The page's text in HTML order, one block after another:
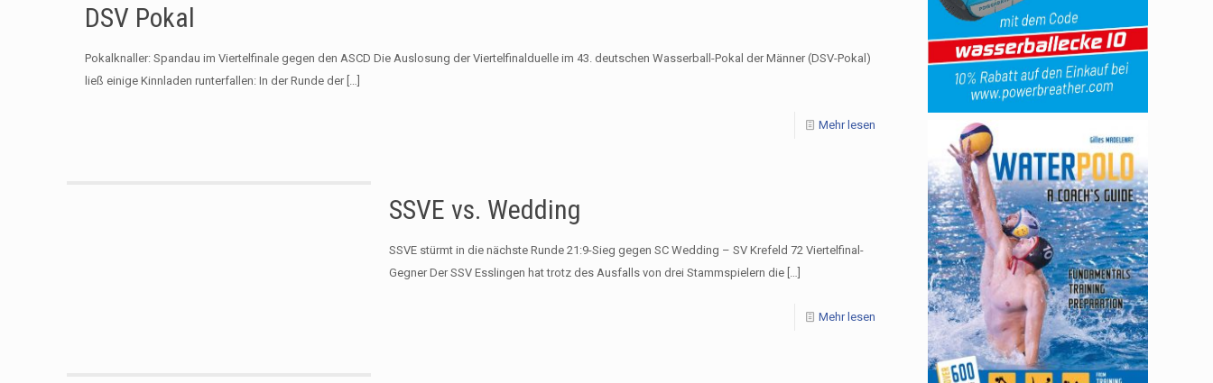
DSV Pokal
Pokalknaller: Spandau im Viertelfinale gegen den ASCD Die Auslosung der Viertelfinalduelle im 43. deutschen Wasserball-Pokal der Männer (DSV-Pokal)
ließ einige Kinnladen runterfallen: In der Runde der[…]
Mehr lesen
SSVE vs. Wedding
SSVE stürmt in die nächste Runde 21:9-Sieg gegen SC Wedding – SV Krefeld 72 Viertelfinal-
Gegner Der SSV Esslingen hat trotz des Ausfalls von drei Stammspielern die[…]
Mehr lesen